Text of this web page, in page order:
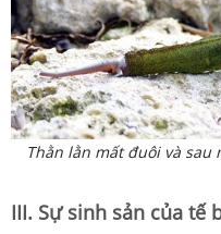
Thằn lằn mất đuôi và
III. Sự sinh sản của tế